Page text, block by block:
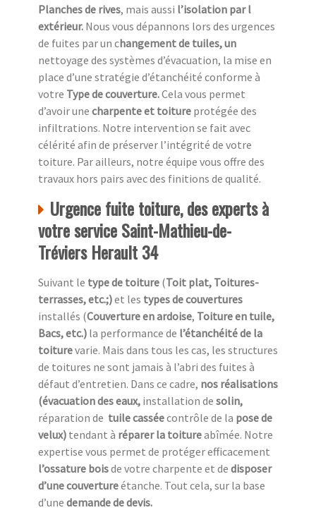
Planches de rives, mais aussi l’isolation par l
extérieur. Nous vous dépannons lors des urgences
de fuites par un changement de tuiles, un
nettoyage des systèmes d’évacuation, la mise en
place d’une stratégie d’étanchéité conforme à
votre Type de couverture.Cela vous permet
d’avoir une charpente et toiture protégée des
infiltrations. Notre intervention se fait avec
célérité afin de préserver l’intégrité de votre
toiture. Par ailleurs, notre équipe vous offre des
travaux hors pairs avec des finitions de qualité.
Urgence fuite toiture, des experts à
votre service Saint-Mathieu-de-
Tréviers Herault 34
Suivant le type de toiture (Toit plat, Toitures-
terrasses, etc.;)et les types de couvertures
installés (Couverture en ardoise, Toiture en tuile,
Bacs, etc.) la performance de l’étanchéité de la
toiturevarie. Mais dans tous les cas, les structures
de toitures ne sont jamais à l’abri des fuites à
défaut d’entretien. Dans ce cadre, nos réalisations
(évacuation des eaux, installation de solin,
réparation de tuile casséecontrôle de la pose de
velux) tendant à réparer la toitureabîmée. Notre
expertise vous permet de protéger efficacement
l’ossature boisde votre charpente et de disposer
d’une couvertureétanche. Tout cela, sur la base
d’une demande de devis.